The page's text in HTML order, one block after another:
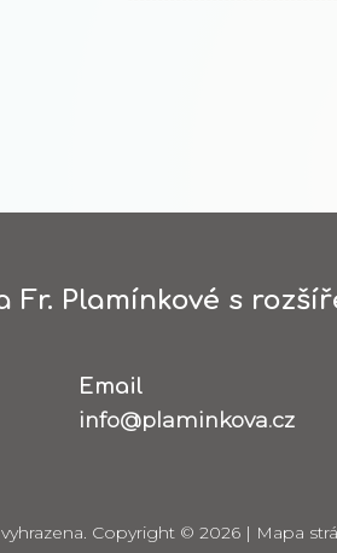
Fr. Plamínkové s
Email
info@plaminkova.cz
Copyright © 2026 | Mapa